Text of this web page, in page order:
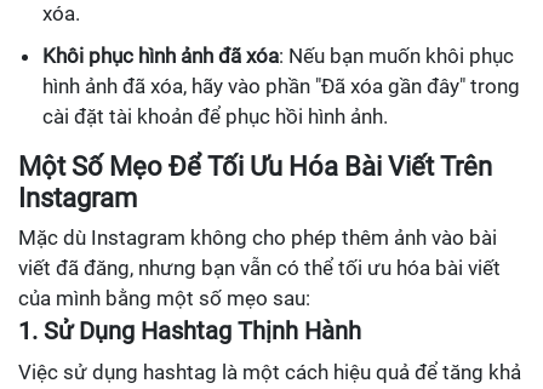
xóa.
Khôi phục hình ảnh đã xóa: Nếu bạn muốn khôi phục
hình ảnh đã xóa, hãy vào phần "Đã xóa gần đây" trong
cài đặt tài khoản để phục hồi hình ảnh.
Một Số Mẹo Để Tối Ưu Hóa Bài Viết Trên
Instagram
Mặc dù Instagram không cho phép thêm ảnh vào bài
viết đã đăng, nhưng bạn vẫn có thể tối ưu hóa bài viết
của mình bằng một số mẹo sau:
1. Sử Dụng Hashtag Thịnh Hành
Việc sử dụng hashtag là một cách hiệu quả để tăng khả